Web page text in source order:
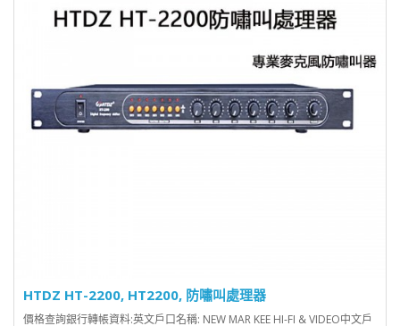
HTDZ HT-2200, HT2200, 防嘯叫處理器
價格查詢銀行轉帳資料:英文戶口名稱: NEW MAR KEE HI-FI & VIDEO中文戶